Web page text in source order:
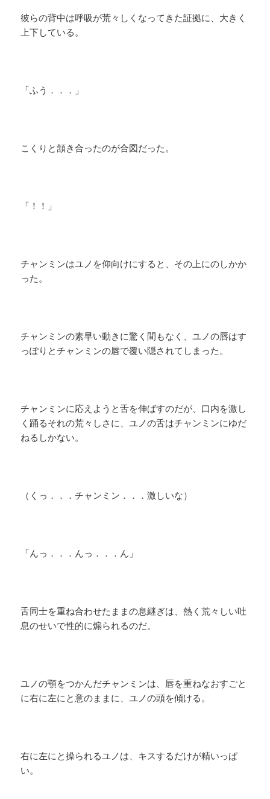
彼らの背中は呼吸が荒々しくなってきた証拠に、大きく
上下している。
「ふう．．．」
こくりと頷き合ったのが合図だった。
「！！」
チャンミンはユノを仰向けにすると、その上にのしかか
った。
チャンミンの素早い動きに驚く間もなく、ユノの唇はす
っぽりとチャンミンの唇で覆い隠されてしまった。
チャンミンに応えようと舌を伸ばすのだが、口内を激し
く踊るそれの荒々しさに、ユノの舌はチャンミンにゆだ
ねるしかない。
（くっ．．．チャンミン．．．激しいな）
「んっ．．．んっ．．．ん」
舌同士を重ね合わせたままの息継ぎは、熱く荒々しい吐
息のせいで性的に煽られるのだ。
ユノの顎をつかんだチャンミンは、唇を重ねなおすごと
に右に左にと意のままに、ユノの頭を傾ける。
右に左にと操られるユノは、キスするだけが精いっぱ
い。